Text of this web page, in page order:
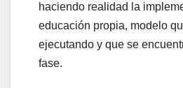
haciendo realidad la
educación propia, modelo
ejecutando y que se
fase.